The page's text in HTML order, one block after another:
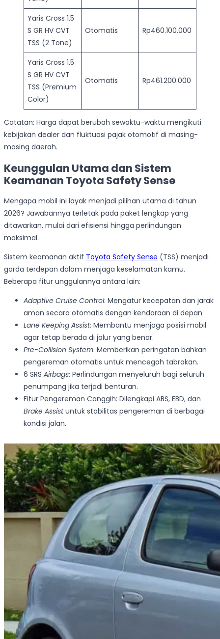
Yaris Cross 1.5
S GR HV CVT
TSS (2 Tone)
Otomatis Rp460.100.000
Yaris Cross 1.5
S GR HV CVT
TSS (Premium
Color)
Otomatis Rp461.200.000
Catatan: Harga dapat berubah sewaktu-waktu mengikuti
kebijakan dealer dan fluktuasi pajak otomotif di masing-
masing daerah.
Keunggulan Utama dan Sistem
Keamanan Toyota Safety Sense
Mengapa mobil ini layak menjadi pilihan utama di tahun
2026? Jawabannya terletak pada paket lengkap yang
ditawarkan, mulai dari efisiensi hingga perlindungan
maksimal.
Sistem keamanan aktif Toyota Safety Sense (TSS) menjadi
garda terdepan dalam menjaga keselamatan kamu.
Beberapa fitur unggulannya antara lain:
Adaptive Cruise Control: Mengatur kecepatan dan jarak
aman secara otomatis dengan kendaraan di depan.
Lane Keeping Assist: Membantu menjaga posisi mobil
agar tetap berada di jalur yang benar.
Pre-Collision System: Memberikan peringatan bahkan
pengereman otomatis untuk mencegah tabrakan.
6 SRS Airbags: Perlindungan menyeluruh bagi seluruh
penumpang jika terjadi benturan.
Fitur Pengereman Canggih: Dilengkapi ABS, EBD, dan
Brake Assistuntuk stabilitas pengereman di berbagai
kondisi jalan.